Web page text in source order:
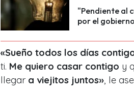
"Pendiente al
por el
«Sueño todos los días
ti. Me quiero casar contigo y
llegar a viejitos juntos» , le